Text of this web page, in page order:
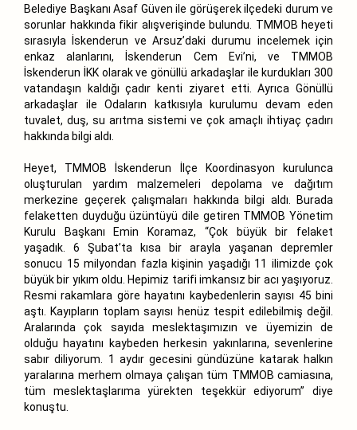
Belediye Başkanı Asaf Güven ile görüşerek ilçedeki durum ve
sorunlar hakkında fikir alışverişinde bulundu. TMMOB heyeti
sırasıyla İskenderun ve Arsuz’daki durumu incelemek için
enkaz alanlarını, İskenderun Cem Evi’ni, ve TMMOB
İskenderun İKK olarak ve gönüllü arkadaşlar ile kurdukları 300
vatandaşın kaldığı çadır kenti ziyaret etti. Ayrıca Gönüllü
arkadaşlar ile Odaların katkısıyla kurulumu devam eden
tuvalet, duş, su arıtma sistemi ve çok amaçlı ihtiyaç çadırı
hakkında bilgi aldı.
Heyet, TMMOB İskenderun İlçe Koordinasyon kurulunca
oluşturulan yardım malzemeleri depolama ve dağıtım
merkezine geçerek çalışmaları hakkında bilgi aldı. Burada
felaketten duyduğu üzüntüyü dile getiren TMMOB Yönetim
Kurulu Başkanı Emin Koramaz, “Çok büyük bir felaket
yaşadık. 6 Şubat’ta kısa bir arayla yaşanan depremler
sonucu 15 milyondan fazla kişinin yaşadığı 11 ilimizde çok
büyük bir yıkım oldu. Hepimiz tarifi imkansız bir acı yaşıyoruz.
Resmi rakamlara göre hayatını kaybedenlerin sayısı 45 bini
aştı. Kayıpların toplam sayısı henüz tespit edilebilmiş değil.
Aralarında çok sayıda meslektaşımızın ve üyemizin de
olduğu hayatını kaybeden herkesin yakınlarına, sevenlerine
sabır diliyorum. 1 aydır gecesini gündüzüne katarak halkın
yaralarına merhem olmaya çalışan tüm TMMOB camiasına,
tüm meslektaşlarıma yürekten teşekkür ediyorum” diye
konuştu.